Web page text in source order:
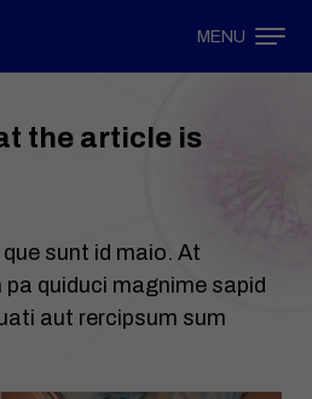
MENU
the article is
sunt id maio. At
quiduci magnime sapid
aut rercipsum sum